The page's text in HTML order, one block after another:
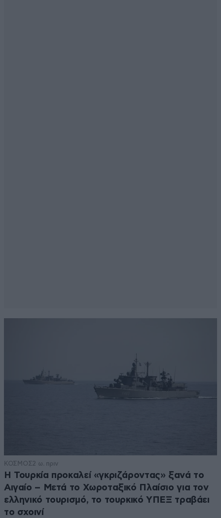
ΚΟΣΜΟΣ2 ω. πριν
Η Τουρκία προκαλεί «γκριζάροντας» ξανά το
Αιγαίο – Μετά το Χωροταξικό Πλαίσιο για τον
ελληνικό τουρισμό, το τουρκικό ΥΠΕΞ τραβάει
το σχοινί